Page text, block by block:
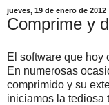
jueves, 19 de enero de 2012
Comprime y
El software que hoy
En numerosas
comprimido y su
iniciamos la tediosa